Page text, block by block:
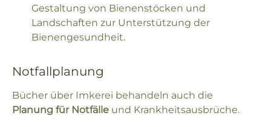
Gestaltung von Bienenstöcken und
Landschaften zur Unterstützung der
Bienengesundheit.
Notfallplanung
Bücher über Imkerei behandeln auch die
Planung für Notfälle und Krankheitsausbrüche.